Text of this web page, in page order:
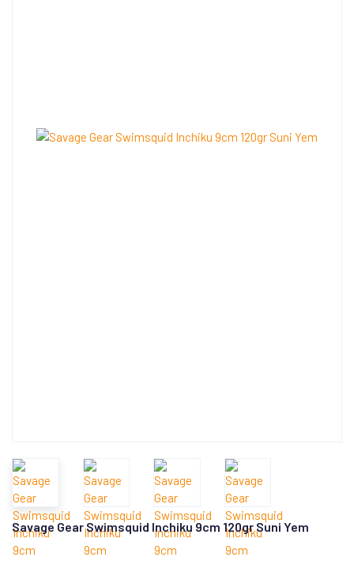
Savage Gear Swimsquid Inchiku 9cm 120gr Suni Yem